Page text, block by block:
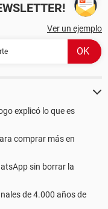
Ver un ejemplo
explicó lo que es
comprar más en
sin borrar la
de 4.000 años de